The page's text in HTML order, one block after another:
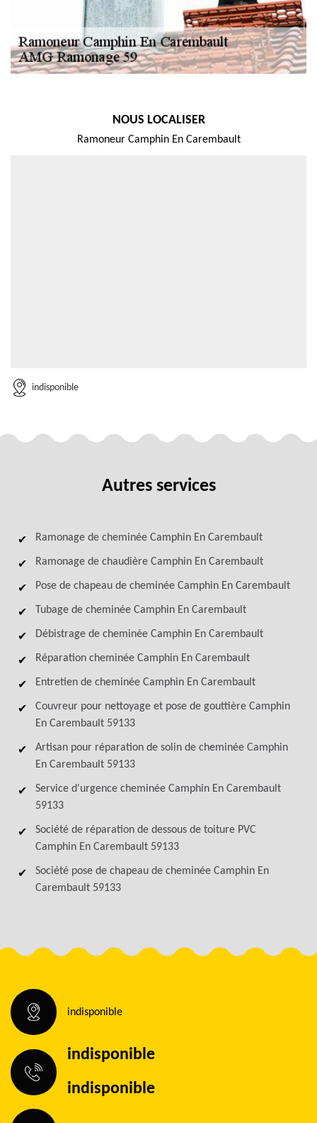
NOUS LOCALISER
Ramoneur Camphin En Carembault
indisponible
Autres services
Ramonage de cheminée Camphin En Carembault
Ramonage de chaudière Camphin En Carembault
Pose de chapeau de cheminée Camphin En Carembault
Tubage de cheminée Camphin En Carembault
Débistrage de cheminée Camphin En Carembault
Réparation cheminée Camphin En Carembault
Entretien de cheminée Camphin En Carembault
Couvreur pour nettoyage et pose de gouttière Camphin
En Carembault 59133
Artisan pour réparation de solin de cheminée Camphin
En Carembault 59133
Service d'urgence cheminée Camphin En Carembault
59133
Société de réparation de dessous de toiture PVC
Camphin En Carembault 59133
Société pose de chapeau de cheminée Camphin En
Carembault 59133
indisponible
indisponible
indisponible